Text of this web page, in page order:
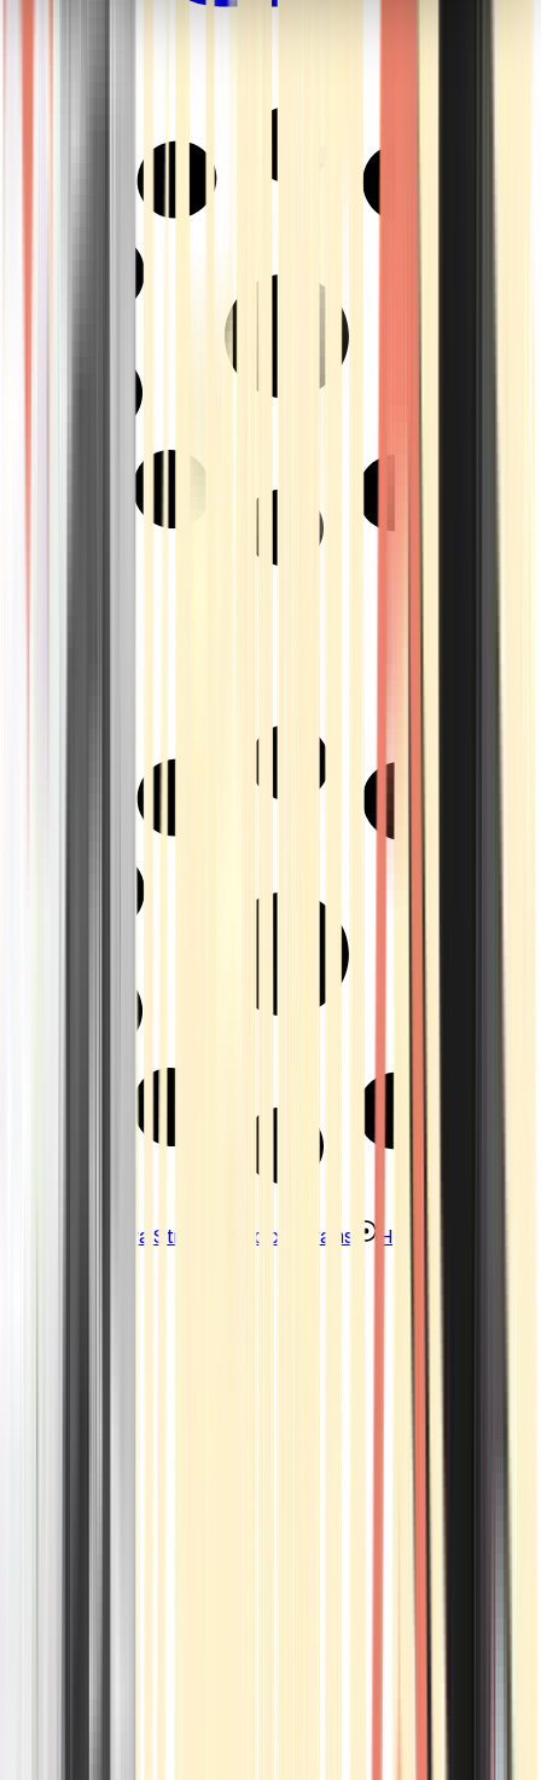
Sativa Strains Indica Strains Hybrid Strains